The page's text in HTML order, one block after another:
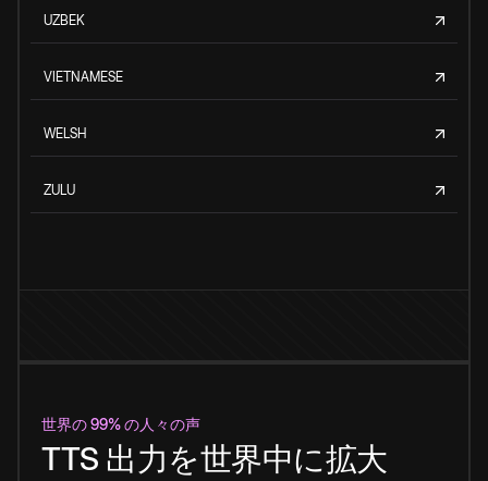
UZBEK
VIETNAMESE
WELSH
ZULU
世界の 99% の人々の声
TTS 出力を世界中に拡大